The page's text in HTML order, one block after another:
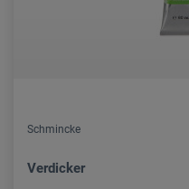
Schmincke
Verdicker